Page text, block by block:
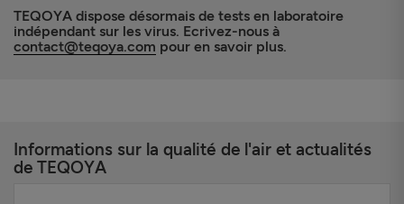
TEQOYA dispose désormais de tests en laboratoire
indépendant sur les virus. Ecrivez-nous à
contact@teqoya.com pour en savoir plus.
Informations sur la qualité de l'air et actualités
de TEQOYA